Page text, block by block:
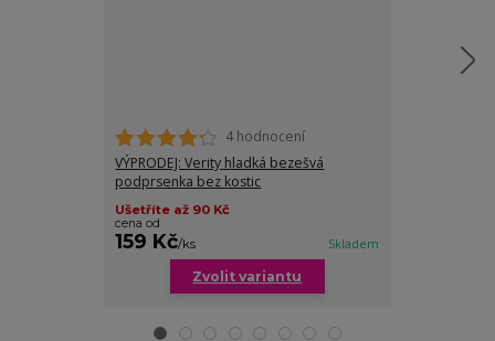
4 hodnocení
VÝPRODEJ: Verity hladká bezešvá
podprsenka bez kostic
Ušetříte až 90 Kč
cena od
159 Kč/ks Skladem
Zvolit variantu